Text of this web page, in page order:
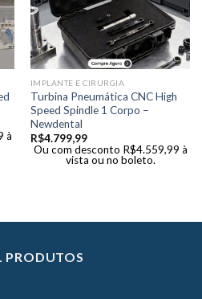
à
IMPLANTE E CIRURGIA
Turbina Pneumática CNC High
Speed Spindle 1 Corpo –
Newdental
R$4.799,99
Ou com desconto R$4.559,99 à
vista ou no boleto.
PRODUTOS